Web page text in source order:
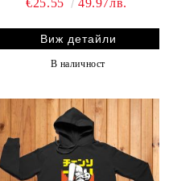
€25.55
49.97лв.
Виж детайли
В наличност